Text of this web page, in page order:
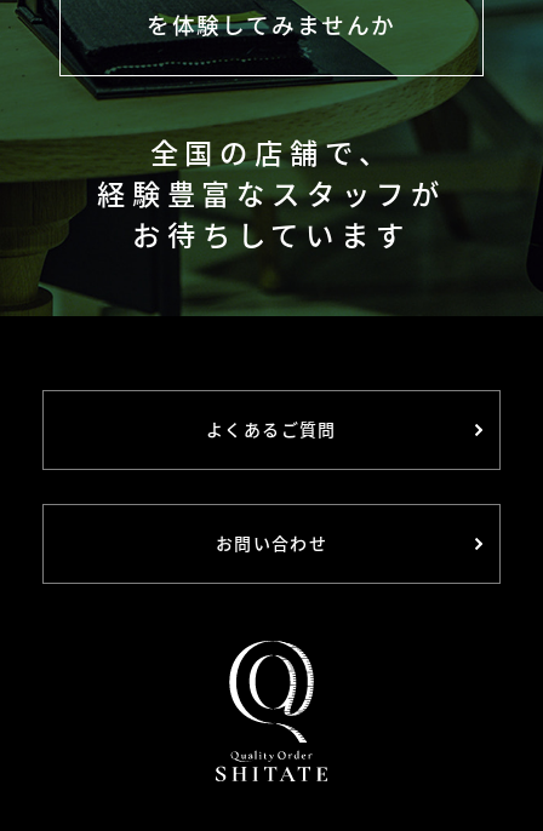
を体験してみませんか
全国の店舗で、
経験豊富なスタッフが
お待ちしています
よくあるご質問
お問い合わせ